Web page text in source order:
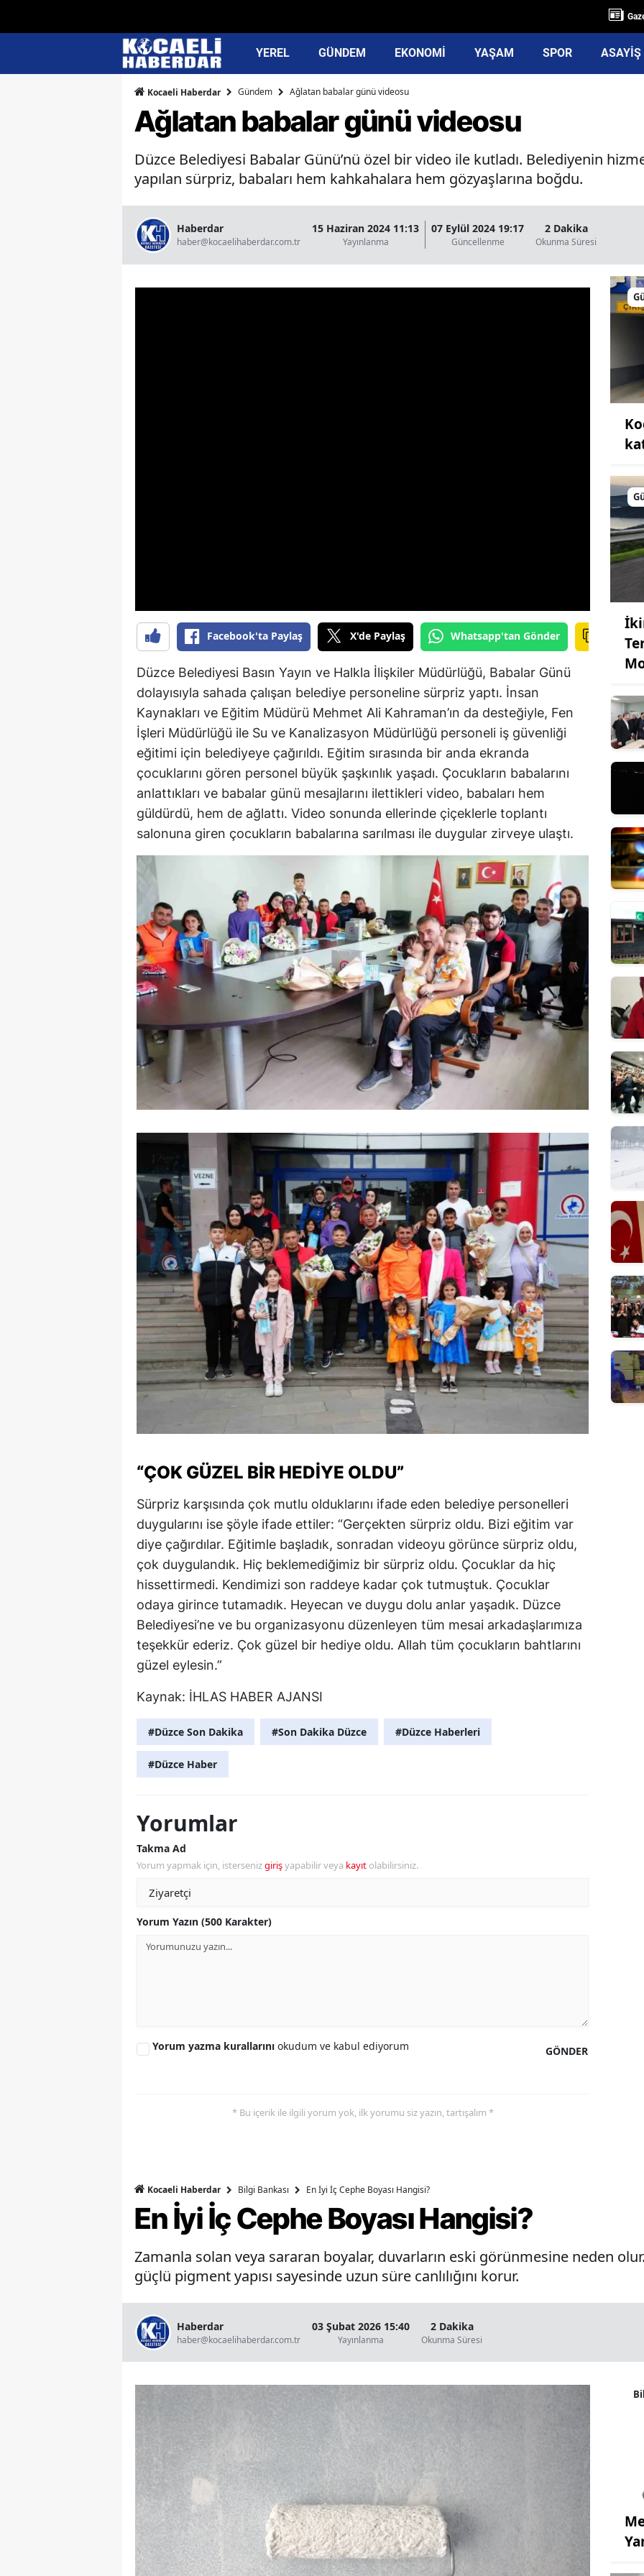
YEREL GÜNDEM EKONOMİ YAŞAM SPOR ASAYİŞ
Kocaeli Haberdar Gündem Ağlatan babalar günü videosu
Ağlatan babalar günü videosu
Düzce Belediyesi Babalar Günü’nü özel bir video ile kutladı. Belediyenin
yapılan sürpriz, babaları hem kahkahalara hem gözyaşlarına boğdu.
Haberdar
haber@kocaelihaberdar.com.tr
15 Haziran 2024 11:13
Yayınlanma
07 Eylül 2024 19:17
Güncellenme
2 Dakika
Okunma Süresi
Facebook'ta Paylaş X'de Paylaş Whatsapp'tan Gönder
Düzce Belediyesi Basın Yayın ve Halkla İlişkiler Müdürlüğü, Babalar Günü
dolayısıyla sahada çalışan belediye personeline sürpriz yaptı. İnsan
Kaynakları ve Eğitim Müdürü Mehmet Ali Kahraman’ın da desteğiyle, Fen
İşleri Müdürlüğü ile Su ve Kanalizasyon Müdürlüğü personeli iş güvenliği
eğitimi için belediyeye çağırıldı. Eğitim sırasında bir anda ekranda
çocuklarını gören personel büyük şaşkınlık yaşadı. Çocukların babalarını
anlattıkları ve babalar günü mesajlarını ilettikleri video, babaları hem
güldürdü, hem de ağlattı. Video sonunda ellerinde çiçeklerle toplantı
salonuna giren çocukların babalarına sarılması ile duygular zirveye ulaştı.
“ÇOK GÜZEL BIR HEDIYE OLDU”
Sürpriz karşısında çok mutlu olduklarını ifade eden belediye personelleri
duygularını ise şöyle ifade ettiler: “Gerçekten sürpriz oldu. Bizi eğitim var
diye çağırdılar. Eğitimle başladık, sonradan videoyu görünce sürpriz oldu,
çok duygulandık. Hiç beklemediğimiz bir sürpriz oldu. Çocuklar da hiç
hissettirmedi. Kendimizi son raddeye kadar çok tutmuştuk. Çocuklar
odaya girince tutamadık. Heyecan ve duygu dolu anlar yaşadık. Düzce
Belediyesi’ne ve bu organizasyonu düzenleyen tüm mesai arkadaşlarımıza
teşekkür ederiz. Çok güzel bir hediye oldu. Allah tüm çocukların bahtlarını
güzel eylesin.”
Kaynak: İHLAS HABER AJANSI
#Düzce Son Dakika #Son Dakika Düzce #Düzce Haberleri
#Düzce Haber
Yorumlar
Takma Ad
Yorum yapmak için, istersenizgirişyapabilir veya kayıt olabilirsiniz.
Yorum Yazın (500 Karakter)
GÖNDER
Yorum yazma kurallarını okudum ve kabul ediyorum
* Bu içerik ile ilgili yorum yok, ilk yorumu siz yazın, tartışalım *
Kocaeli Haberdar Bilgi Bankası En İyi İç Cephe Boyası Hangisi?
En İyi İç Cephe Boyası Hangisi?
Zamanla solan veya sararan boyalar, duvarların eski görünmesine neden
güçlü pigment yapısı sayesinde uzun süre canlılığını korur.
Haberdar
haber@kocaelihaberdar.com.tr
03 Şubat 2026 15:40
Yayınlanma
2 Dakika
Okunma Süresi